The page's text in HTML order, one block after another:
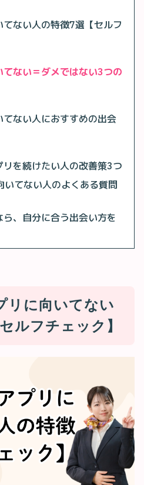
ない人の特徴7選【セルフ
ない＝ダメではない3つの
ない人におすすめの出会
を続けたい人の改善策3つ
いてない人のよくある質問
ら、自分に合う出会い方を
リに向いてない
ルフチェック】